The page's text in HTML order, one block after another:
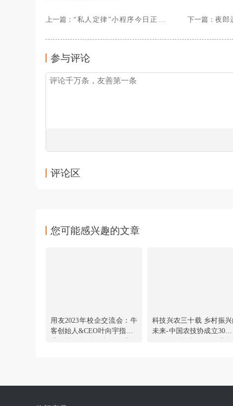
上一篇： “私人定律”小程序今日正式上
下一篇： 夜郎
参与评论
评论区
您可能感兴趣的文章
用友2023年校企交流会：牛
客创始人&CEO叶向宇指出Z
科技兴农三十载 乡村振兴
未来-中国农技协成立30周